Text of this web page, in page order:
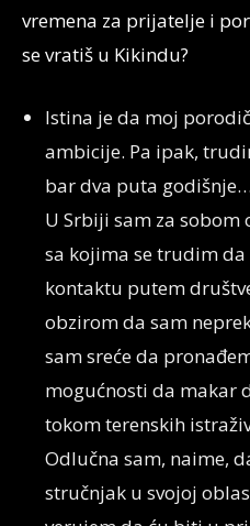
vremena za prijatelje i
se vratiš u Kikindu?
Istina je da moj
ambicije. Pa ipak,
bar dva puta
U Srbiji sam za
sa kojima se trudim
kontaktu putem
obzirom da sam
sam sreće da
mogućnosti da makar
tokom terenskih
Odlučna sam, naime,
stručnjak u svojoj